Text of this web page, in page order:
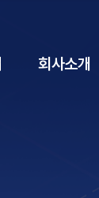
회사소개